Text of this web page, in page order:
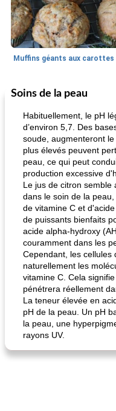
Marques de confiance: recettes et
fiesta tostadas
Soins de la peau
Habituellement, le pH
d’environ 5,7. Des
soude, augmenteront
plus élevés peuvent
peau, ce qui peut
production excessive
Le jus de citron semble
dans le soin de la
de vitamine C et
de puissants bienfaits
acide alpha-hydroxy
couramment dans les
Cependant, les cellules
naturellement les
vitamine C. Cela
pénétrera réellement
La teneur élevée en
pH de la peau. Un pH
la peau, une
rayons UV.